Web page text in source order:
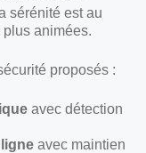
sérénité est au
animées.
proposés :
avec détection
avec maintien